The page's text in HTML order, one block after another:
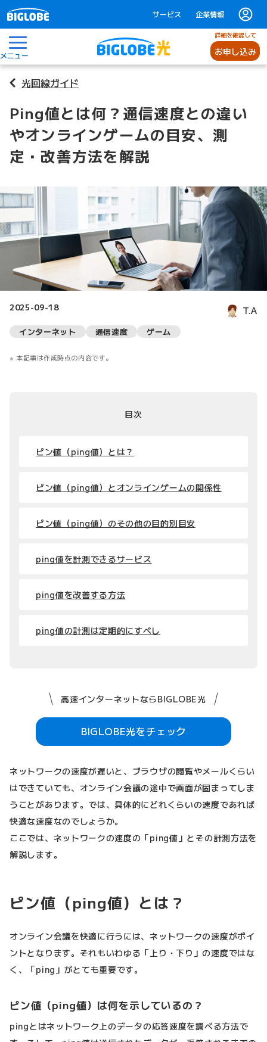
サービス 企業情報
メニュー
詳細を確認して
お申し込み
光回線ガイド
Ping値とは何？通信速度との違い
やオンラインゲームの目安、測
定・改善方法を解説
2025-09-18 T.A
インターネット 通信速度 ゲーム
本記事は作成時点の内容です。
目次
ピン値（ping値）とは？
ピン値（ping値）とオンラインゲームの関係性
ピン値（ping値）のその他の目的別目安
ping値を計測できるサービス
ping値を改善する方法
ping値の計測は定期的にすべし
高速インターネットならBIGLOBE光
BIGLOBE光をチェック
ネットワークの速度が遅いと、ブラウザの閲覧やメールくらい
はできていても、オンライン会議の途中で画面が固まってしま
うことがあります。では、具体的にどれくらいの速度であれば
快適な速度なのでしょうか。
ここでは、ネットワークの速度の「ping値」とその計測方法を
解説します。
ピン値（ping値）とは？
オンライン会議を快適に行うには、ネットワークの速度がポイ
ントとなります。それもいわゆる「上り・下り」の速度ではな
く、「ping」がとても重要です。
ピン値（ping値）は何を示しているの？
pingとはネットワーク上のデータの応答速度を調べる方法で